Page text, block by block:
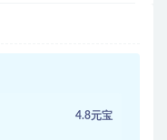
4.8元宝